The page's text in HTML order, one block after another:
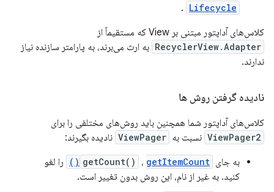
Lifecycle
.
کلاس‌های آداپتور مبتنی بر View که مستقیماً از
RecyclerView.Adapter به ارث می‌برند، به پارامتر سازنده نیاز
ندارند.
نادیده گرفتن روش ها
کلاس‌های آداپتور شما همچنین باید روش‌های مختلفی را برای
ViewPager2 نسبت به ViewPager نادیده بگیرند:
به جای
getCount() ، getItemCount()
را لغو
کنید. به غیر از نام، این روش بدون تغییر است.